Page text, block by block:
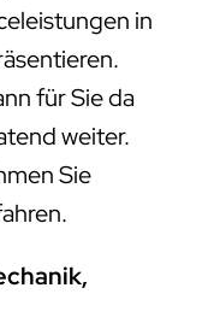
in
für Sie da
weiter.
Sie